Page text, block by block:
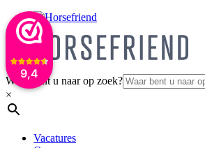
9,4
Waar bent u naar op zoek?
×
Vacatures